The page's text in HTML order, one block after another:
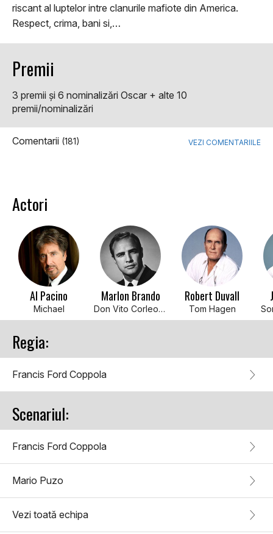
riscant al luptelor intre clanurile mafiote din America.
Respect, crima, bani si,…
Premii
3 premii şi 6 nominalizări Oscar + alte 10
premii/nominalizări
Comentarii (181) VEZI COMENTARIILE
Actori
Al Pacino
Michael
Marlon Brando
Don Vito Corleone
Robert Duvall
Tom Hagen
Regia:
Francis Ford Coppola
Scenariul:
Francis Ford Coppola
Mario Puzo
Vezi toată echipa